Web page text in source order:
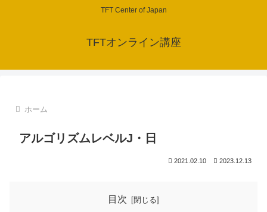
TFT Center of Japan
TFTオンライン講座
ホーム
アルゴリズムレベルJ・日
2021.02.10 2023.12.13
目次